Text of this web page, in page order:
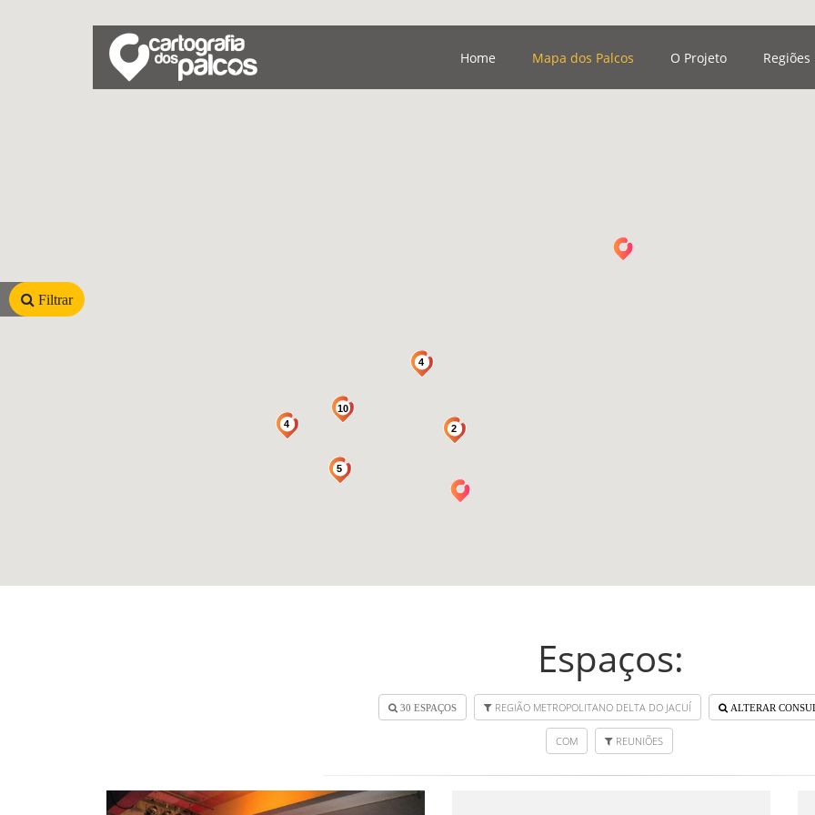
Home Mapa dos Palcos O Projeto Regiões
Filtrar
10
4
4
5
2
Espaços:
30 ESPAÇOS REGIÃO METROPOLITANO DELTA DO JACUÍ ALTERAR
COM REUNIÕES